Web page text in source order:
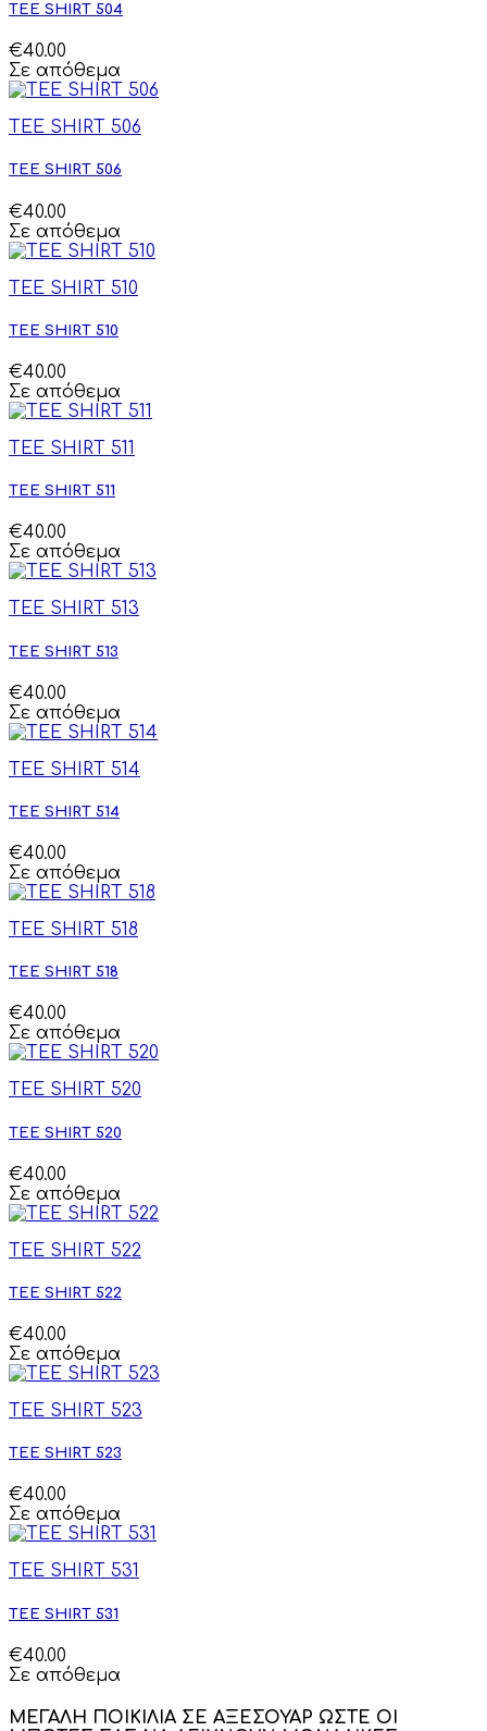
TEE SHIRT 504
€40.00
Σε απόθεμα
TEE SHIRT 506
TEE SHIRT 506
€40.00
Σε απόθεμα
TEE SHIRT 510
TEE SHIRT 510
€40.00
Σε απόθεμα
TEE SHIRT 511
TEE SHIRT 511
€40.00
Σε απόθεμα
TEE SHIRT 513
TEE SHIRT 513
€40.00
Σε απόθεμα
TEE SHIRT 514
TEE SHIRT 514
€40.00
Σε απόθεμα
TEE SHIRT 518
TEE SHIRT 518
€40.00
Σε απόθεμα
TEE SHIRT 520
TEE SHIRT 520
€40.00
Σε απόθεμα
TEE SHIRT 522
TEE SHIRT 522
€40.00
Σε απόθεμα
TEE SHIRT 523
TEE SHIRT 523
€40.00
Σε απόθεμα
TEE SHIRT 531
TEE SHIRT 531
€40.00
Σε απόθεμα
ΜΕΓΑΛΗ ΠΟΙΚΙΛΙΑ ΣΕ ΑΞΕΣΟΥΑΡ ΩΣΤΕ ΟΙ